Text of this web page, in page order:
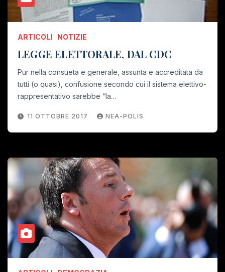
ARTICOLI NOTIZIE
LEGGE ELETTORALE, DAL CDC
Pur nella consueta e generale, assunta e accreditata da
tutti (o quasi), confusione secondo cui il sistema elettivo-
rappresentativo sarebbe “la…
11 OTTOBRE 2017 NEA-POLIS